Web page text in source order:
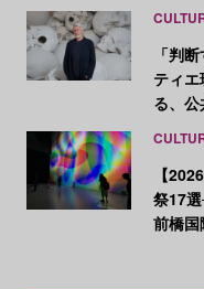
「判
ティ
る、
【
祭17
前橋